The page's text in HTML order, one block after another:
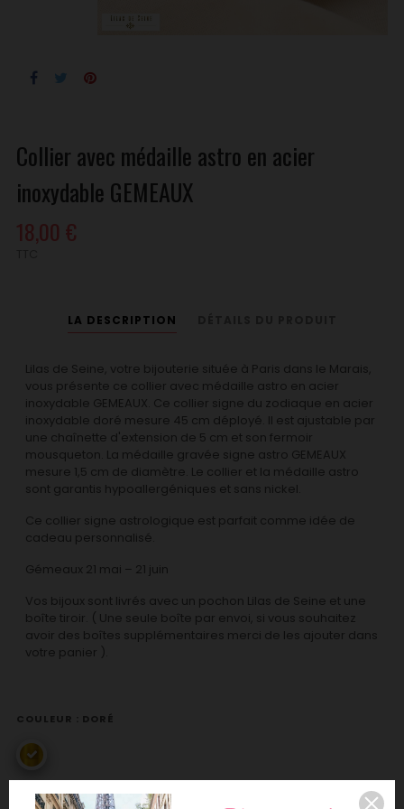
Collier avec médaille astro en acier
inoxydable GEMEAUX
18,00 €
LA DESCRIPTION
Lilas de Seine, votre bijouterie située à Paris dans le Marais,
vous présente ce collier avec médaille astro en acier
inoxydable GEMEAUX. Ce collier signe du zodiaque en acier
inoxydable doré mesure 45 cm déployé. Il est ajustable par
une chaînette d'extension de 5 cm et son fermoir
mousqueton. La médaille gravée signe astro GEMEAUX
mesure 1,5 cm de diamètre. Le collier et la médaille astro
sont garantis hypoallergéniques et sans nickel.
Ce collier signe astrologique est parfait comme idée de
cadeau personnalisé.
Gémeaux 21 mai – 21 juin
Vos bijoux sont livrés avec un pochon Lilas de Seine et une
boîte tiroir. ( Une seule boîte par envoi, si vous souhaitez
avoir des boîtes supplémentaires merci de les ajouter dans
votre panier ).
COULEUR : DORÉ
doré